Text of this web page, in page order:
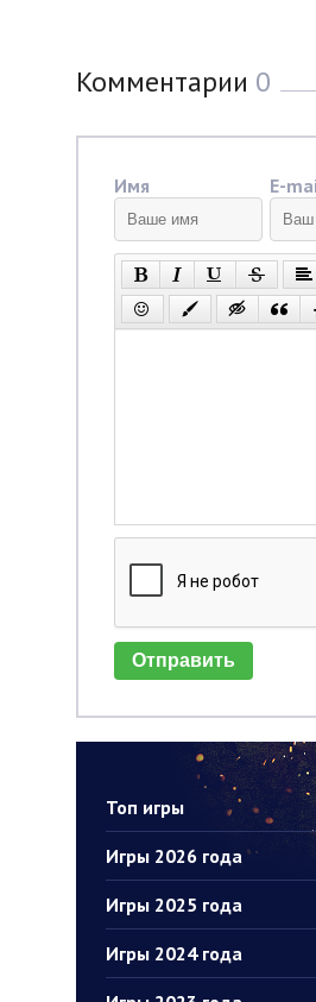
Топ игры
Игры 2026 года
Игры 2025 года
Игры 2024 года
Комментарии 0
Имя E-
Отправить